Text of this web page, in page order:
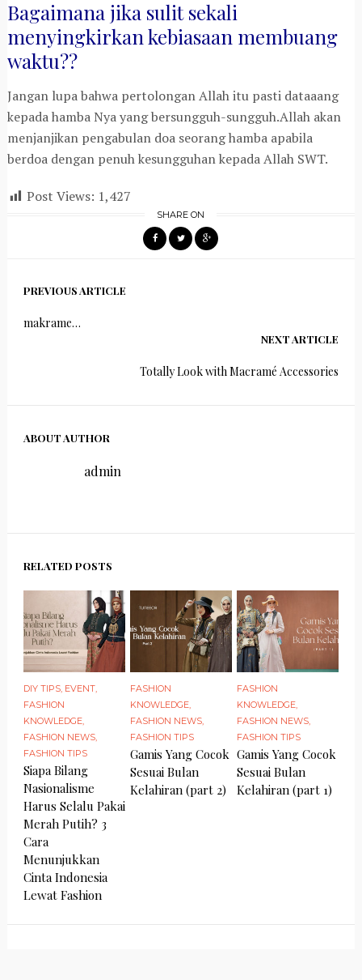
Bagaimana jika sulit sekali
menyingkirkan kebiasaan membuang
waktu??
Jangan lupa bahwa pertolongan Allah itu pasti dataaang
kepada hamba Nya yang bersungguh-sungguh.Allah akan
menjanjikan pengabulan doa seorang hamba apabila
berdoa dengan penuh kesungguhan kepada Allah SWT.
Post Views: 1,427
SHARE ON
PREVIOUS ARTICLE
makrame…
NEXT ARTICLE
Totally Look with Macramé Accessories
ABOUT AUTHOR
admin
RELATED POSTS
DIY TIPS, EVENT,
FASHION
KNOWLEDGE,
FASHION NEWS,
FASHION TIPS
Siapa Bilang
Nasionalisme
Harus Selalu Pakai
Merah Putih? 3
Cara
Menunjukkan
Cinta Indonesia
Lewat Fashion
FASHION
KNOWLEDGE,
FASHION NEWS,
FASHION TIPS
Gamis Yang Cocok
Sesuai Bulan
Kelahiran (part 2)
FASHION
KNOWLEDGE,
FASHION NEWS,
FASHION TIPS
Gamis Yang Cocok
Sesuai Bulan
Kelahiran (part 1)